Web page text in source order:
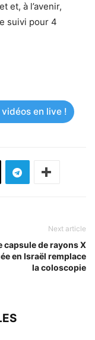
et, à l’avenir,
suivi pour 4
en live !
Next article
capsule de rayons X
en Israël remplace
la coloscopie